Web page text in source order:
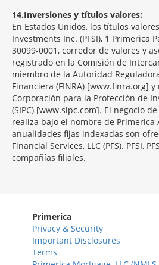
14 Inversiones y títulos valores:
En Estados Unidos, los títulos
Investments Inc. (PFSI), 1 Primerica
30099-0001, corredor de valores y
registrado en la Comisión de
miembro de la Autoridad
Financiera (FINRA) [www.finra.org]
Corporación para la Protección de
(SIPC) [www.sipc.com]. El negocio
realiza bajo el nombre de Primerica
anualidades fijas indexadas son
Financial Services, LLC (PFS). PFSI,
compañías filiales.
Primerica
Privacy & Security
Important Disclosures
Terms